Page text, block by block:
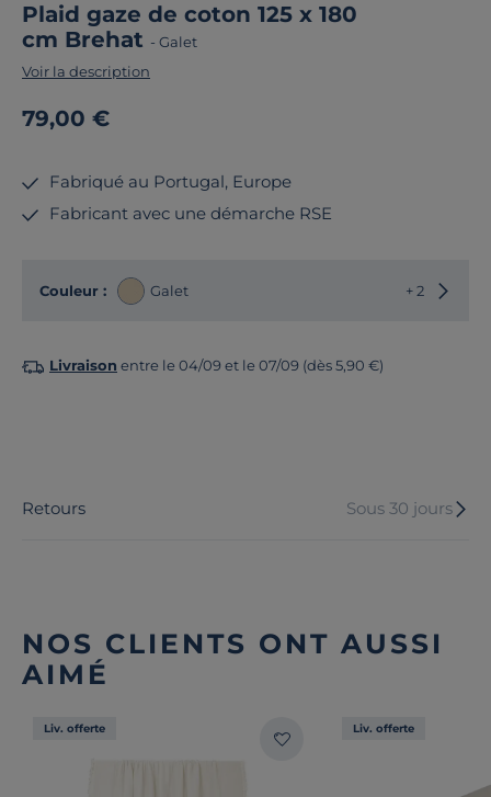
Plaid gaze de coton 125 x 180
cm Brehat - Galet
Voir la description
79,00 €
Fabriqué au Portugal, Europe
Fabricant avec une démarche RSE
Couleur : Galet + 2
Livraison entre le 04/09 et le 07/09 (dès 5,90 €)
Retours Sous 30 jours
NOS CLIENTS ONT AUSSI
AIMÉ
Liv. offerte Liv. offerte